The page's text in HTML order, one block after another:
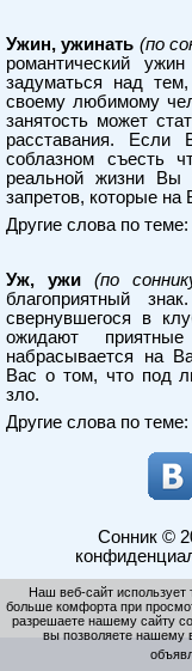
Ужин, ужинать (по
романтический
задуматься над
своему любимому
занятость может
расставания.
соблазном съесть
реальной жизни Вы
запретов, которые
Другие слова по теме:
Уж, ужи (по
благоприятный
свернувшегося в
ожидают
набрасывается на
Вас о том, что под
зло.
Другие слова по теме:
Сонник©
Наш веб-сайт использует
больше комфорта при
разрешаете нашему сайту
вы позволяете нашему